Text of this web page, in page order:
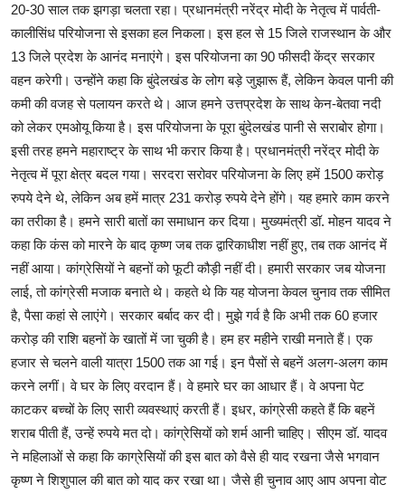
20-30 साल तक झगड़ा चलता रहा। प्रधानमंत्री नरेंद्र मोदी के नेतृत्व में पार्वती-
कालीसिंध परियोजना से इसका हल निकला। इस हल से 15 जिले राजस्थान के और
13 जिले प्रदेश के आनंद मनाएंगे। इस परियोजना का 90 फीसदी केंद्र सरकार
वहन करेगी। उन्होंने कहा कि बुंदेलखंड के लोग बड़े जुझारू हैं, लेकिन केवल पानी की
कमी की वजह से पलायन करते थे। आज हमने उत्तप्रदेश के साथ केन-बेतवा नदी
को लेकर एमओयू किया है। इस परियोजना के पूरा बुंदेलखंड पानी से सराबोर होगा।
इसी तरह हमने महाराष्ट्र के साथ भी करार किया है। प्रधानमंत्री नरेंद्र मोदी के
नेतृत्व में पूरा क्षेत्र बदल गया। सरदरा सरोवर परियोजना के लिए हमें 1500 करोड़
रुपये देने थे, लेकिन अब हमें मात्र 231 करोड़ रुपये देने होंगे। यह हमारे काम करने
का तरीका है। हमने सारी बातों का समाधान कर दिया। मुख्यमंत्री डॉ. मोहन यादव ने
कहा कि कंस को मारने के बाद कृष्ण जब तक द्वारिकाधीश नहीं हुए, तब तक आनंद में
नहीं आया। कांग्रेसियों ने बहनों को फूटी कौड़ी नहीं दी। हमारी सरकार जब योजना
लाई, तो कांग्रेसी मजाक बनाते थे। कहते थे कि यह योजना केवल चुनाव तक सीमित
है, पैसा कहां से लाएंगे। सरकार बर्बाद कर दी। मुझे गर्व है कि अभी तक 60 हजार
करोड़ की राशि बहनों के खातों में जा चुकी है। हम हर महीने राखी मनाते हैं। एक
हजार से चलने वाली यात्रा 1500 तक आ गई। इन पैसों से बहनें अलग-अलग काम
करने लगीं। वे घर के लिए वरदान हैं। वे हमारे घर का आधार हैं। वे अपना पेट
काटकर बच्चों के लिए सारी व्यवस्थाएं करती हैं। इधर, कांग्रेसी कहते हैं कि बहनें
शराब पीती हैं, उन्हें रुपये मत दो। कांग्रेसियों को शर्म आनी चाहिए। सीएम डॉ. यादव
ने महिलाओं से कहा कि काग्रेसियों की इस बात को वैसे ही याद रखना जैसे भगवान
कृष्ण ने शिशुपाल की बात को याद कर रखा था। जैसे ही चुनाव आए आप अपना वोट